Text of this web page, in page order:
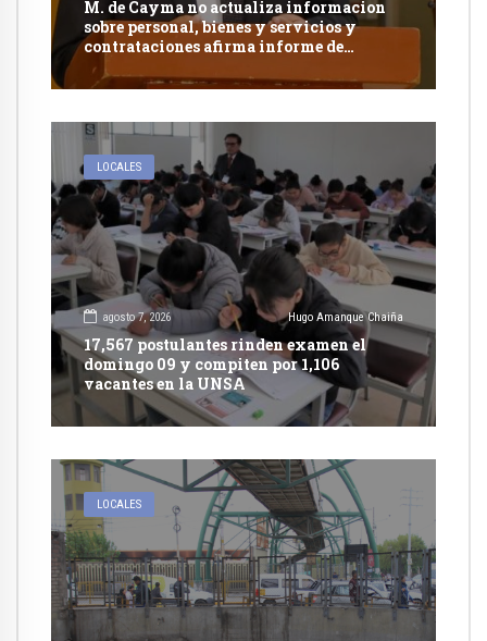
M. de Cayma no actualiza informacion
sobre personal, bienes y servicios y
contrataciones afirma informe de
Contraloría
LOCALES
agosto 7, 2026 Hugo Amanque Chaiña
17,567 postulantes rinden examen el
domingo 09 y compiten por 1,106
vacantes en la UNSA
LOCALES